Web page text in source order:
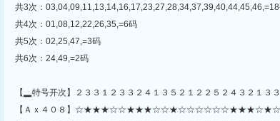
共3次：
共4次：01,08,12,22,26,35,=6码
共5次：02,25,47,=3码
共6次：24,49,=2码
【▂特号开次】２３３１２３３２４１３５２１２２５２４３２１３
【Ａｘ４０８】